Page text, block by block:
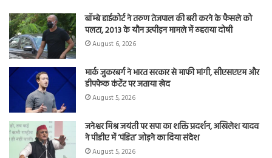
बॉम्बे हाईकोर्ट ने तरुण तेजपाल की बरी करने के फैसले को
पलटा, 2013 के यौन उत्पीड़न मामले में ठहराया दोषी
August 6, 2026
मार्क जुकरबर्ग ने भारत सरकार से माफी मांगी, सीएसएएम और
डीपफेक कंटेंट पर जताया खेद
August 5, 2026
जनेश्वर मिश्र जयंती पर सपा का शक्ति प्रदर्शन, अखिलेश यादव
ने पीडीए में ‘पंडित’ जोड़ने का दिया संदेश
August 5, 2026